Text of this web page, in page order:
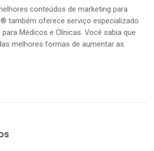
conteúdos de marketing para
também oferece serviço especializado
Médicos e Clínicas. Você sabia que
melhores formas de aumentar as